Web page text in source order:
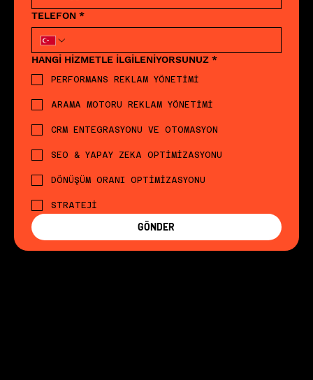
TELEFON *
HANGİ HİZMETLE İLGİLENİYORSUNUZ *
PERFORMANS REKLAM YÖNETİMİ
ARAMA MOTORU REKLAM YÖNETİMİ
CRM ENTEGRASYONU VE OTOMASYON
SEO & YAPAY ZEKA OPTİMİZASYONU
DÖNÜŞÜM ORANI OPTİMİZASYONU
STRATEJİ
GÖNDER